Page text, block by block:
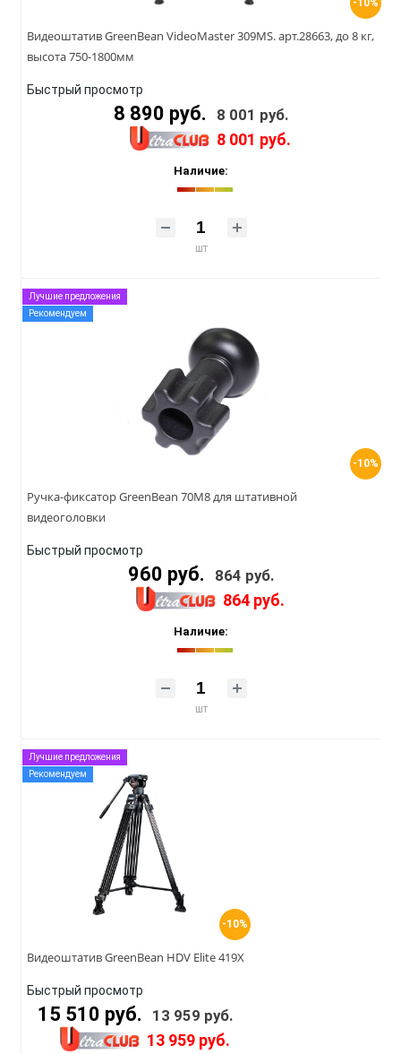
Видеоштатив GreenBean VideoMaster 309MS. арт.28663, до 8 кг,
высота 750-1800мм
Быстрый просмотр
8 890 руб. 8 001 руб.
8 001 руб.
Наличие:
шт
-10%
Лучшие предложения
Рекомендуем
Ручка-фиксатор GreenBean 70M8 для штативной
видеоголовки
Быстрый просмотр
960 руб. 864 руб.
864 руб.
Наличие:
шт
-10%
Лучшие предложения
Рекомендуем
Видеоштатив GreenBean HDV Elite 419X
Быстрый просмотр
15 510 руб. 13 959 руб.
13 959 руб.